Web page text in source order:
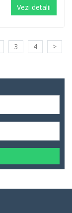
Vezi detalii
3 4 >